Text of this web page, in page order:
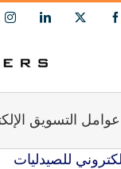
Facebook
X
LinkedIn
عوامل التسويق
للصيدليات